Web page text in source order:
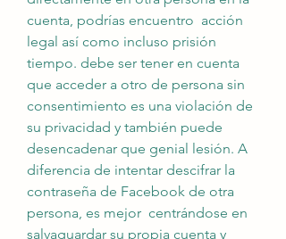
cuenta, podrías encuentro  acción
legal así como incluso prisión
tiempo. debe ser tener en cuenta
que acceder a otro de persona sin
consentimiento es una violación de
su privacidad y también puede
desencadenar que genial lesión. A
diferencia de intentar descifrar la
contraseña de Facebook de otra
persona, es mejor  centrándose en
salvaguardar su propia cuenta y